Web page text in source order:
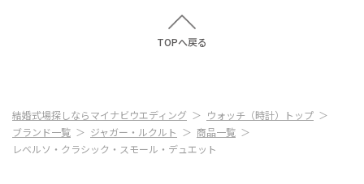
TOPへ戻る
結婚式場探しならマイナビウエディング
ウォッチ（時計）トップ
ブランド一覧
ジャガー・ルクルト
商品一覧
レベルソ・クラシック・スモール・デュエット